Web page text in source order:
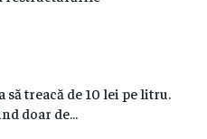
treacă de 10 lei pe litru.
doar de…